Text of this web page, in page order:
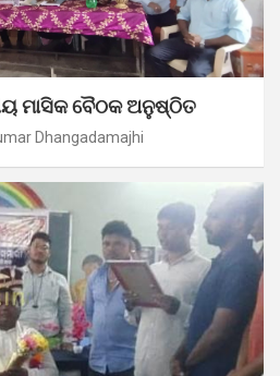
ମାସିକ ବୈଠକ ଅନୁଷ୍ଠିତ
Dhangadamajhi